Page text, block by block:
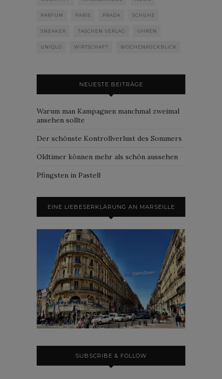
PARFUM PARIS PRADA SCHUHE
SNEAKER TASCHEN VERLAG UHREN
UNIQLO WIRTSCHAFT WOCHENRÜCKBLICK
NEUESTE BEITRÄGE
Warum man Kampagnen manchmal zweimal
ansehen sollte
Der schönste Kontrollverlust des Sommers
Oldtimer können mehr als schön aussehen
Pfingsten in Pastell
EINE LIEBESERKLÄRUNG AN MARSEILLE
SUBSCRIBE & FOLLOW